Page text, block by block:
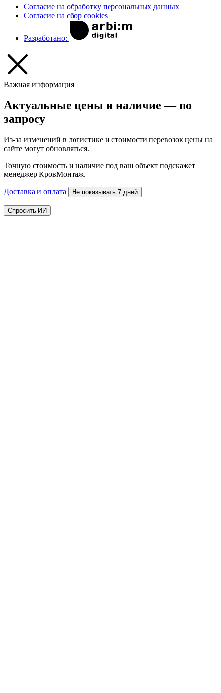
Согласие на обработку персональных данных
Согласие на сбор cookies
Разработано:
Важная информация
Актуальные цены и наличие — по
запросу
Из-за изменений в логистике и стоимости перевозок цены на
сайте могут обновляться.
Точную стоимость и наличие под ваш объект подскажет
менеджер КровМонтаж.
Доставка и оплата Не показывать 7 дней
Спросить ИИ